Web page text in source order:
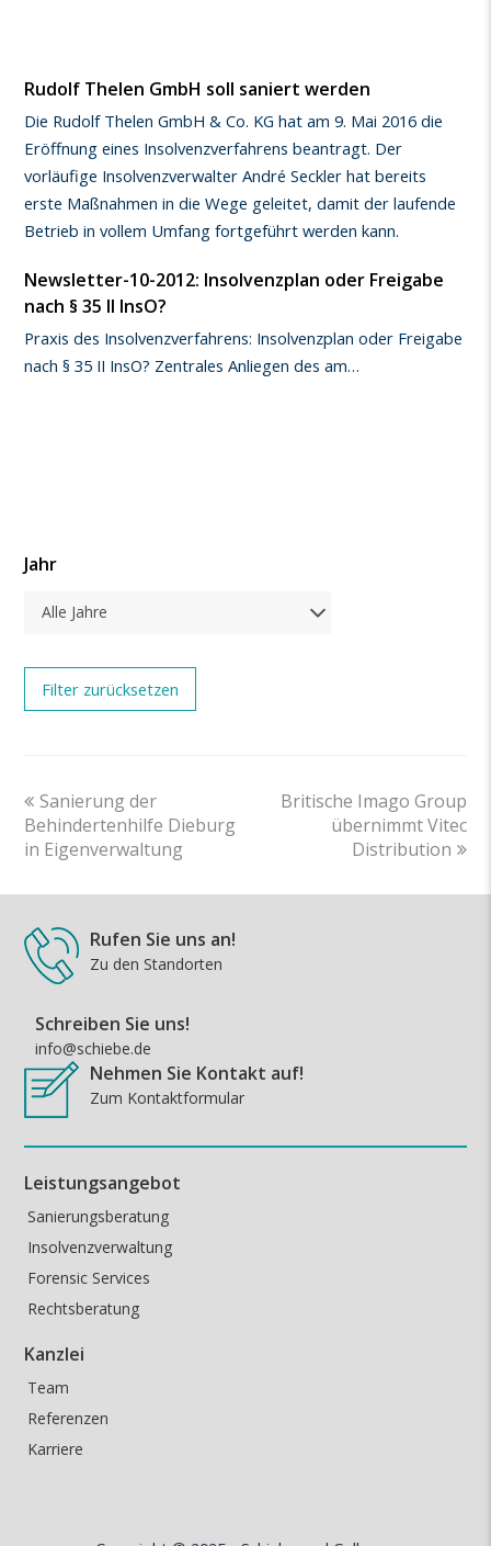
Rudolf Thelen GmbH soll saniert werden
Die Rudolf Thelen GmbH & Co. KG hat am 9. Mai 2016 die
Eröffnung eines Insolvenzverfahrens beantragt. Der
vorläufige Insolvenzverwalter André Seckler hat bereits
erste Maßnahmen in die Wege geleitet, damit der laufende
Betrieb in vollem Umfang fortgeführt werden kann.
Newsletter-10-2012: Insolvenzplan oder Freigabe
nach § 35 II InsO?
Praxis des Insolvenzverfahrens: Insolvenzplan oder Freigabe
nach § 35 II InsO? Zentrales Anliegen des am…
Jahr
Alle Jahre
previous
post:
Sanierung der
Behindertenhilfe Dieburg
in Eigenverwaltung
next
Britische Imago Group
übernimmt Vitec
Distribution
Rufen Sie uns an!
Zu den Standorten
Schreiben Sie uns!
info@schiebe.de
Nehmen Sie Kontakt auf!
Zum Kontaktformular
Leistungsangebot
Sanierungsberatung
Insolvenzverwaltung
Forensic Services
Rechtsberatung
Kanzlei
Team
Referenzen
Karriere